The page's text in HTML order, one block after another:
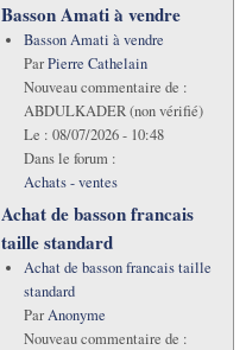
Basson Amati à vendre
Basson Amati à vendre
ParPierre Cathelain
Nouveau commentaire de :
ABDULKADER (non vérifié)
Le : 08/07/2026 - 10:48
Dans le forum :
Achats - ventes
Achat de basson francais
taille standard
Achat de basson francais taille
standard
ParAnonyme
Nouveau commentaire de :